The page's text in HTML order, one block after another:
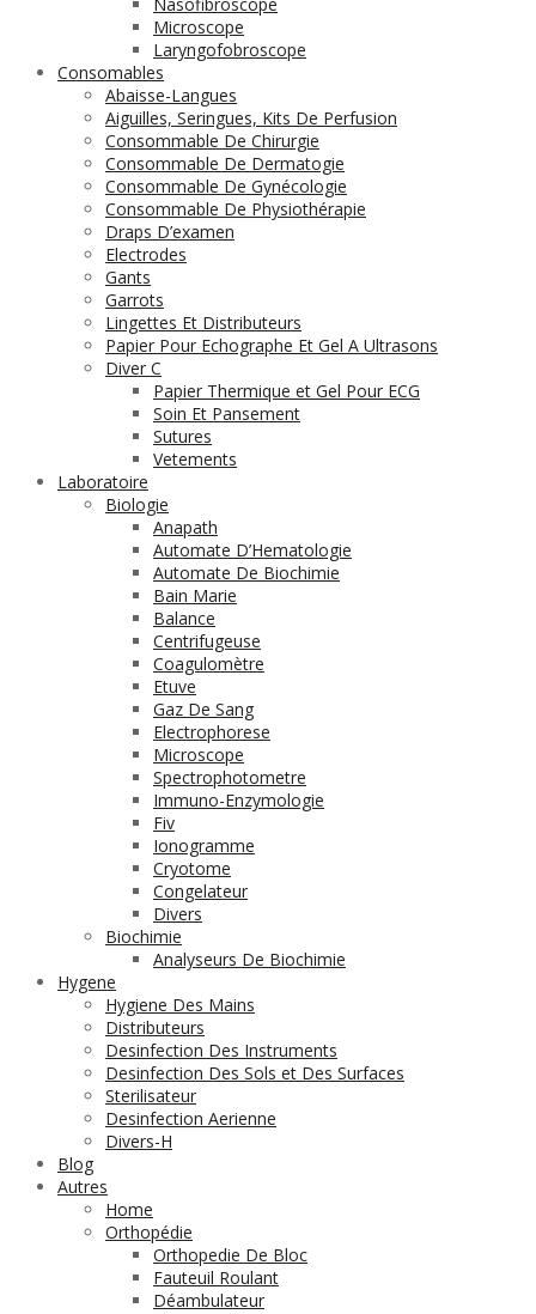
Microscope
Laryngofobroscope
Consomables
Abaisse-Langues
Aiguilles, Seringues, Kits De Perfusion
Consommable De Chirurgie
Consommable De Dermatogie
Consommable De Gynécologie
Consommable De Physiothérapie
Draps D’examen
Electrodes
Gants
Garrots
Lingettes Et Distributeurs
Papier Pour Echographe Et Gel A Ultrasons
Diver C
Papier Thermique et Gel Pour ECG
Soin Et Pansement
Sutures
Vetements
Laboratoire
Biologie
Anapath
Automate D’Hematologie
Automate De Biochimie
Bain Marie
Balance
Centrifugeuse
Coagulomètre
Etuve
Gaz De Sang
Electrophorese
Microscope
Spectrophotometre
Immuno-Enzymologie
Fiv
Ionogramme
Cryotome
Congelateur
Divers
Biochimie
Analyseurs De Biochimie
Hygene
Hygiene Des Mains
Distributeurs
Desinfection Des Instruments
Desinfection Des Sols et Des Surfaces
Sterilisateur
Desinfection Aerienne
Divers-H
Blog
Autres
Home
Orthopédie
Orthopedie De Bloc
Fauteuil Roulant
Déambulateur